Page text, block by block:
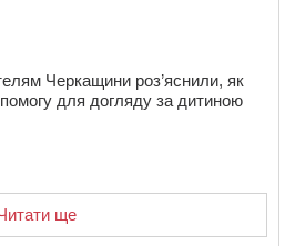
Черкащини роз’яснили, як
для догляду за дитиною
ще